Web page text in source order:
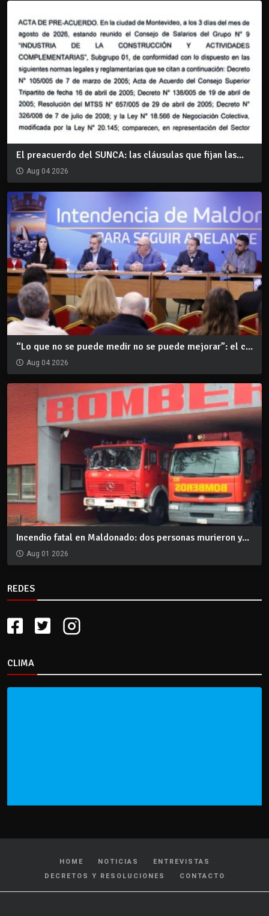
El preacuerdo del SUNCA: las cláusulas que fijan las...
Aug 04 2026
“Lo que no se puede medir no se puede mejorar”: el c...
Aug 04 2026
Incendio fatal en Maldonado: dos personas murieron y...
Aug 01 2026
REDES
CLIMA
HOME NOTICIAS
ENTREVISTAS
DECRETOS Y RESOLUCIONES
CONTACTO